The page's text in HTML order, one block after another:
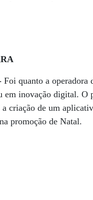
Foi quanto a operadora
em inovação digital. O
a criação de um
promoção de Natal.